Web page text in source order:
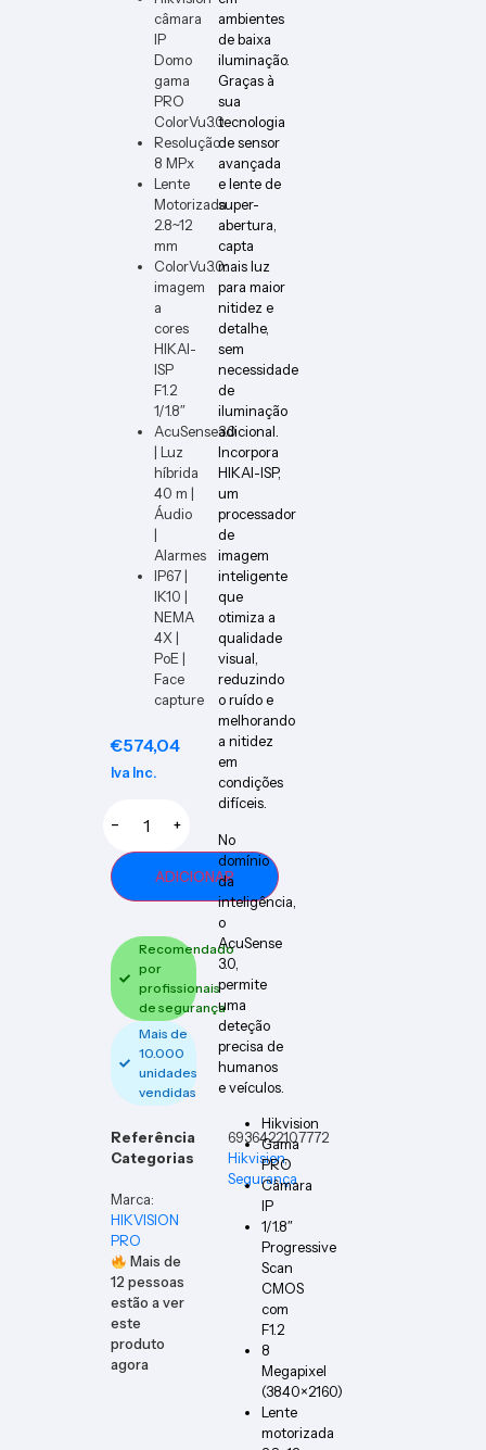
câmara
IP
Domo
gama
PRO
ColorVu3.0
Resolução
8 MPx
Lente
Motorizada
2.8~12
mm
ColorVu3.0:
imagem
a
cores
HIKAI-
ISP
F1.2
1/1.8″
AcuSense3.0
| Luz
híbrida
40 m |
Áudio
|
Alarmes
IP67 |
IK10 |
NEMA
4X |
PoE |
Face
capture
€574,04
Iva Inc.
− +
ADICIONAR
Recomendado
por
profissionais
de segurança
Mais de
10.000
unidades
vendidas
Referência
6936422107772
Categorias
Hikvision,
Segurança
Marca:
HIKVISION
PRO
Mais de
12 pessoas
estão a ver
este
produto
agora
ambientes
de baixa
iluminação.
Graças à
sua
tecnologia
de sensor
avançada
e lente de
super-
abertura,
capta
mais luz
para maior
nitidez e
detalhe,
sem
necessidade
de
iluminação
adicional.
Incorpora
HIKAI-ISP,
um
processador
de
imagem
inteligente
que
otimiza a
qualidade
visual,
reduzindo
o ruído e
melhorando
a nitidez
em
condições
difíceis.
No
domínio
da
inteligência,
o
AcuSense
3.0,
permite
uma
deteção
precisa de
humanos
e veículos.
Hikvision
Gama
PRO
Câmara
IP
1/1.8″
Progressive
Scan
CMOS
com
F1.2
8
Megapixel
(3840×2160)
Lente
motorizada